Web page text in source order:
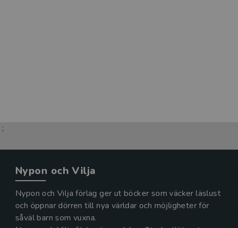
;
Nypon och Vilja
Nypon och Vilja förlag ger ut böcker som väcker läslust
och öppnar dörren till nya världar och möjligheter för
såväl barn som vuxna.